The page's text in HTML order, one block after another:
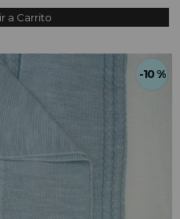
a Carrito
-10 %